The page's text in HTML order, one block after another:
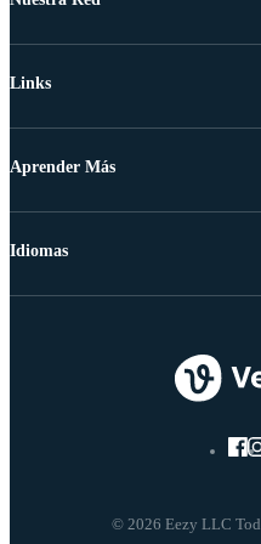
Links
Aprender Más
© 2026 Eezy LLC
Idiomas